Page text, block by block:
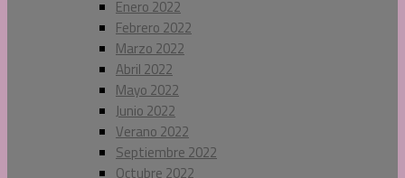
Enero 2022
Febrero 2022
Marzo 2022
Abril 2022
Mayo 2022
Junio 2022
Verano 2022
Septiembre 2022
Octubre 2022